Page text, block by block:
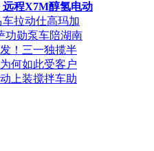
程X7M醇氢电动
拉动仕高玛加
功勋泵车陪湖南
！三一独揽半
何如此受客户
上装搅拌车助